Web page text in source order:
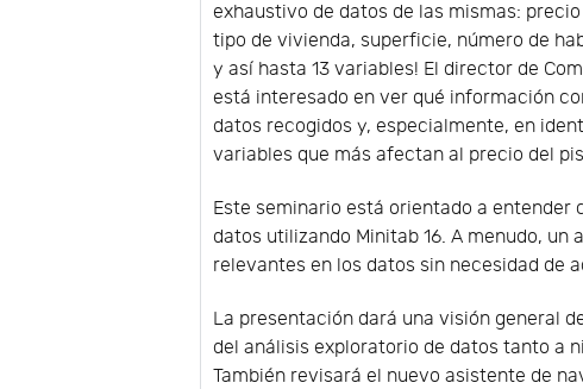
exhaustivo de datos de las mismas:
tipo de vivienda, superficie, número de
y así hasta 13 variables! El director de
está interesado en ver qué información
datos recogidos y, especialmente, en
variables que más afectan al precio del
Este seminario está orientado a
datos utilizando Minitab 16. A menudo,
relevantes en los datos sin necesidad de
La presentación dará una visión general
del análisis exploratorio de datos tanto a
También revisará el nuevo asistente de